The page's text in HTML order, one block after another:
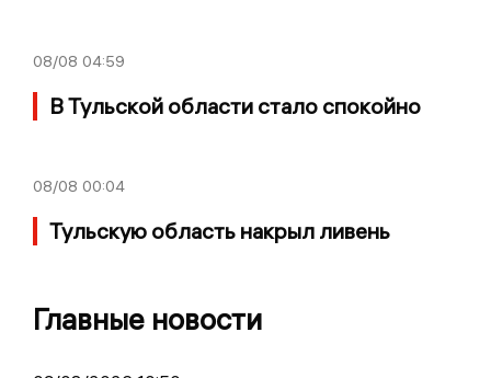
08/08 04:59
В Тульской области стало спокойно
08/08 00:04
Тульскую область накрыл ливень
Главные новости